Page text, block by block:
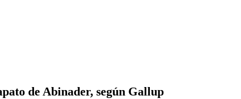
de Abinader, según Gallup